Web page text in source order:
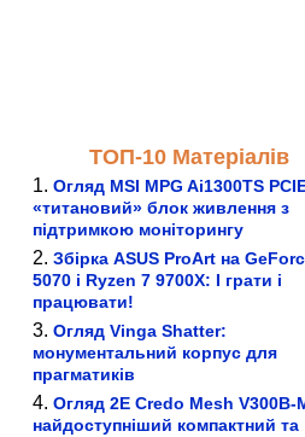
ТОП-10 Матеріалів
Огляд MSI MPG Ai1300TS
«титановий» блок живлення з
підтримкою моніторингу
Збірка ASUS ProArt на
5070 і Ryzen 7 9700X: І грати і
працювати!
Огляд Vinga Shatter:
монументальний корпус для
прагматиків
Огляд 2E Credo Mesh V300B-
найдоступніший компактний та